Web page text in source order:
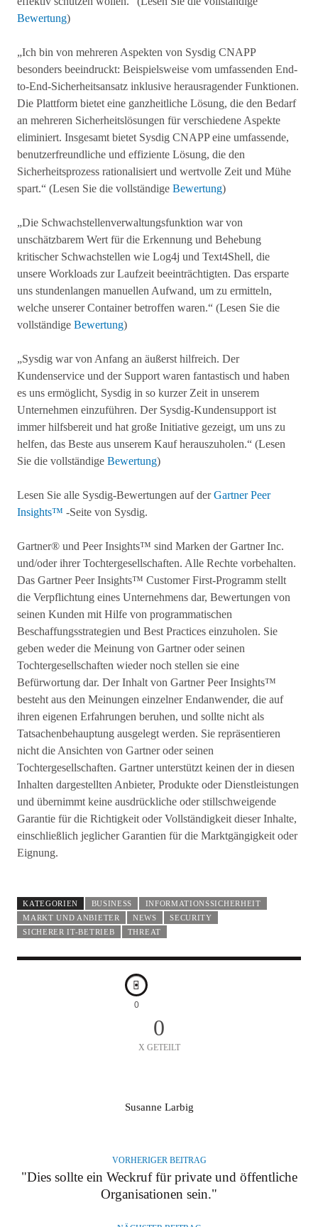
Bewertung)
„Ich bin von mehreren Aspekten von Sysdig CNAPP
besonders beeindruckt: Beispielsweise vom umfassenden End-
to-End-Sicherheitsansatz inklusive herausragender Funktionen.
Die Plattform bietet eine ganzheitliche Lösung, die den Bedarf
an mehreren Sicherheitslösungen für verschiedene Aspekte
eliminiert. Insgesamt bietet Sysdig CNAPP eine umfassende,
benutzerfreundliche und effiziente Lösung, die den
Sicherheitsprozess rationalisiert und wertvolle Zeit und Mühe
spart.“ (Lesen Sie die vollständige Bewertung)
„Die Schwachstellenverwaltungsfunktion war von
unschätzbarem Wert für die Erkennung und Behebung
kritischer Schwachstellen wie Log4j und Text4Shell, die
unsere Workloads zur Laufzeit beeinträchtigten. Das ersparte
uns stundenlangen manuellen Aufwand, um zu ermitteln,
welche unserer Container betroffen waren.“ (Lesen Sie die
vollständige Bewertung)
„Sysdig war von Anfang an äußerst hilfreich. Der
Kundenservice und der Support waren fantastisch und haben
es uns ermöglicht, Sysdig in so kurzer Zeit in unserem
Unternehmen einzuführen. Der Sysdig-Kundensupport ist
immer hilfsbereit und hat große Initiative gezeigt, um uns zu
helfen, das Beste aus unserem Kauf herauszuholen.“ (Lesen
Sie die vollständige Bewertung)
Lesen Sie alle Sysdig-Bewertungen auf derGartner Peer
Insights™ -Seite von Sysdig.
Gartner® und Peer Insights™ sind Marken der Gartner Inc.
und/oder ihrer Tochtergesellschaften. Alle Rechte vorbehalten.
Das Gartner Peer Insights™ Customer First-Programm stellt
die Verpflichtung eines Unternehmens dar, Bewertungen von
seinen Kunden mit Hilfe von programmatischen
Beschaffungsstrategien und Best Practices einzuholen. Sie
geben weder die Meinung von Gartner oder seinen
Tochtergesellschaften wieder noch stellen sie eine
Befürwortung dar. Der Inhalt von Gartner Peer Insights™
besteht aus den Meinungen einzelner Endanwender, die auf
ihren eigenen Erfahrungen beruhen, und sollte nicht als
Tatsachenbehauptung ausgelegt werden. Sie repräsentieren
nicht die Ansichten von Gartner oder seinen
Tochtergesellschaften. Gartner unterstützt keinen der in diesen
Inhalten dargestellten Anbieter, Produkte oder Dienstleistungen
und übernimmt keine ausdrückliche oder stillschweigende
Garantie für die Richtigkeit oder Vollständigkeit dieser Inhalte,
einschließlich jeglicher Garantien für die Marktgängigkeit oder
Eignung.
KATEGORIEN BUSINESS
INFORMATIONSSICHERHEIT
MARKT UND ANBIETER
NEWS
SECURITY
SICHERER IT-BETRIEB
THREAT
0
0
X GETEILT
R
Susanne Larbig
VORHERIGER BEITRAG
"Dies sollte ein Weckruf für private und öffentliche
Organisationen sein."